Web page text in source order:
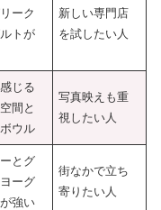
ーク
トが
新しい専門店
を試したい人
じる
間と
ウル
写真映えも重
視したい人
とグ
ーグ
強い
街なかで立ち
寄りたい人